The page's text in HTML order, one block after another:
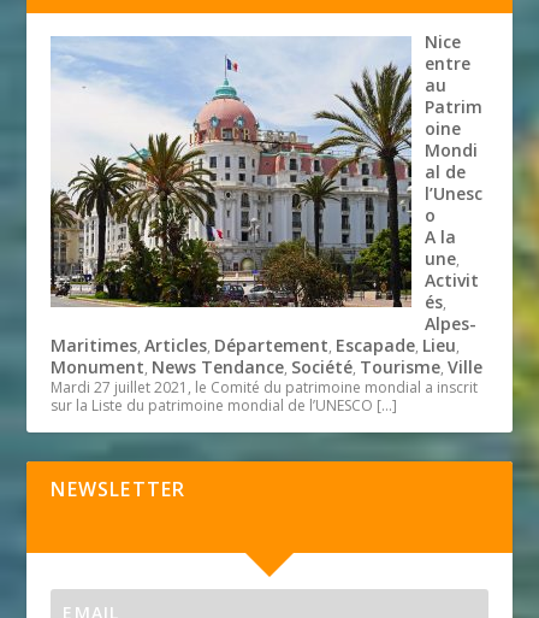
Nice
entre
au
Patrim
oine
Mondi
al de
l’Unesc
o
A la
une,
Activit
és,
Alpes-
Maritimes,Articles, Département, Escapade, Lieu,
Monument, News Tendance, Société, Tourisme,Ville
Mardi 27 juillet 2021, le Comité du patrimoine mondial a inscrit
sur la Liste du patrimoine mondial de l’UNESCO […]
NEWSLETTER